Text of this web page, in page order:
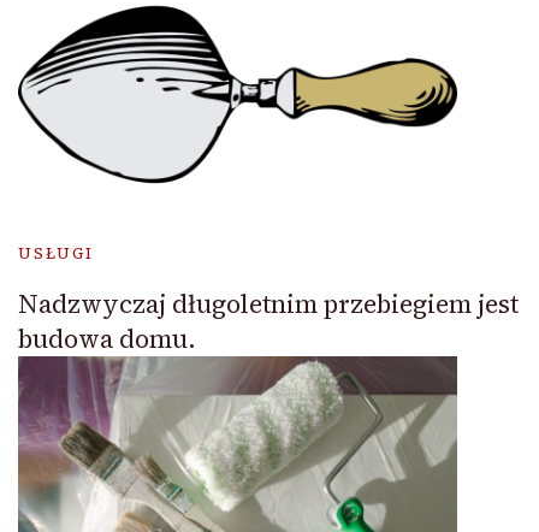
USŁUGI
Nadzwyczaj długoletnim przebiegiem jest
budowa domu.